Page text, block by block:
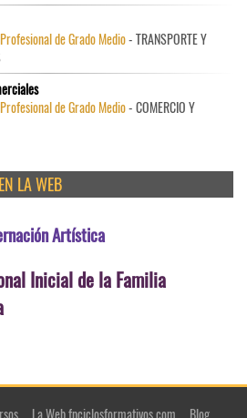
de Grado Medio- TRANSPORTE Y
de Grado Medio- COMERCIO Y
LA WEB
Artística
Inicial de la Familia